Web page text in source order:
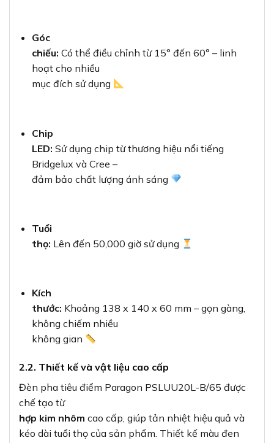
Góc
chiếu: Có thể điều chỉnh từ 15° đến 60° – linh
hoạt cho nhiều
mục đích sử dụng
Chip
LED: Sử dụng chip từ thương hiệu nổi tiếng
Bridgelux và Cree –
đảm bảo chất lượng ánh sáng
Tuổi
thọ: Lên đến 50,000 giờ sử dụng
Kích
thước: Khoảng 138 x 140 x 60 mm – gọn gàng,
không chiếm nhiều
không gian
2.2. Thiết kế và vật liệu cao cấp
Đèn pha tiêu điểm Paragon PSLUU20L-B/65 được
chế tạo từ
hợp kim nhôm cao cấp, giúp tản nhiệt hiệu quả và
kéo dài tuổi thọ của sản phẩm. Thiết kế màu đen